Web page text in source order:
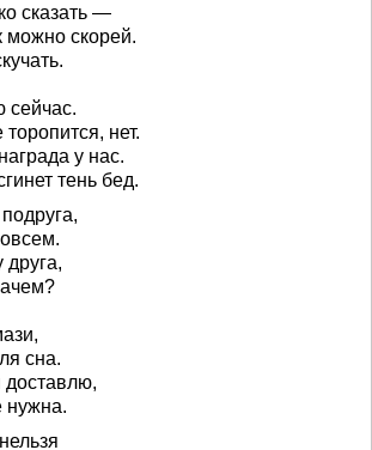
сказать —
можно скорей.
сейчас.
нет.
у нас.
тень бед.
друга,
сна.
доставлю,
нужна.